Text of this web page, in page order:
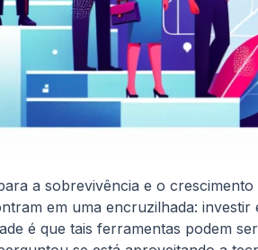
a sobrevivência e o crescimento
em uma encruzilhada: investir
é que tais ferramentas podem